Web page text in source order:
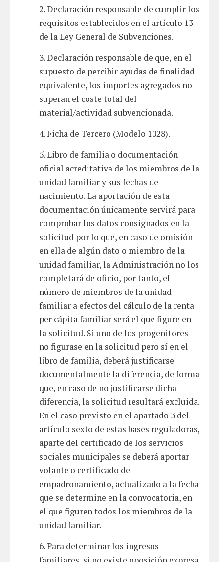
2. Declaración responsable de cumplir los
requisitos establecidos en el artículo 13
de la Ley General de Subvenciones.
3. Declaración responsable de que, en el
supuesto de percibir ayudas de finalidad
equivalente, los importes agregados no
superan el coste total del
material/actividad subvencionada.
4. Ficha de Tercero (Modelo 1028).
5. Libro de familia o documentación
oficial acreditativa de los miembros de la
unidad familiar y sus fechas de
nacimiento. La aportación de esta
documentación únicamente servirá para
comprobar los datos consignados en la
solicitud por lo que, en caso de omisión
en ella de algún dato o miembro de la
unidad familiar, la Administración no los
completará de oficio, por tanto, el
número de miembros de la unidad
familiar a efectos del cálculo de la renta
per cápita familiar será el que figure en
la solicitud. Si uno de los progenitores
no figurase en la solicitud pero sí en el
libro de familia, deberá justificarse
documentalmente la diferencia, de forma
que, en caso de no justificarse dicha
diferencia, la solicitud resultará excluida.
En el caso previsto en el apartado 3 del
artículo sexto de estas bases reguladoras,
aparte del certificado de los servicios
sociales municipales se deberá aportar
volante o certificado de
empadronamiento, actualizado a la fecha
que se determine en la convocatoria, en
el que figuren todos los miembros de la
unidad familiar.
6. Para determinar los ingresos